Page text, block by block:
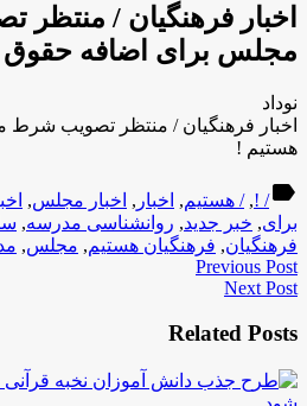
اخبار فرهنگیان /
مجلس برای اضافه حقوق
نوداد
اخبار فرهنگیان / منتظر تصویب
هستیم !
label
/ !
,/ هستیم, اخبار , اخبار مجلس,
برای, خبر جدید, روانشناسی مدرسه,
فرهنگیان, فرهنگیان هستیم, مجلس,
Previous Post
Next Post
Related Posts